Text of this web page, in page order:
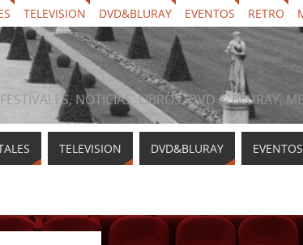
TELEVISION DVD&BLURAY EVENTOS RETRO
NOTICIAS, LIBROS, DVD & BLURAY,
TELEVISION DVD&BLURAY EVENTOS